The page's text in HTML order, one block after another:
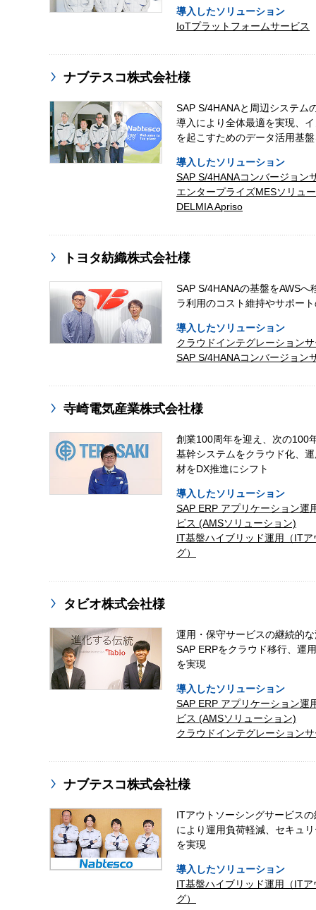
導入したソリューション
IoTプラットフォームサービス
ナブテスコ株式会社様
SAP S/4HANAと周辺システム
導入により全体最適を実現、
を起こすためのデータ活用基
導入したソリューション
SAP S/4HANAコンバージョン
エンタープライズMESソリュ
DELMIA Apriso
トヨタ紡織株式会社様
SAP S/4HANAの基盤をAWSへ
ラ利用のコスト維持やサポー
導入したソリューション
クラウドインテグレーション
SAP S/4HANAコンバージョン
寺崎電気産業株式会社様
創業100周年を迎え、次の100
基幹システムをクラウド化、
材をDX推進にシフト
導入したソリューション
SAP ERP アプリケーション運
ビス (AMSソリューション)
IT基盤ハイブリッド運用（IT
グ）
タビオ株式会社様
運用・保守サービスの継続的
SAP ERPをクラウド移行、運
を実現
導入したソリューション
SAP ERP アプリケーション運
ビス (AMSソリューション)
クラウドインテグレーション
ナブテスコ株式会社様
ITアウトソーシングサービス
により運用負荷軽減、セキュ
を実現
導入したソリューション
IT基盤ハイブリッド運用（IT
グ）